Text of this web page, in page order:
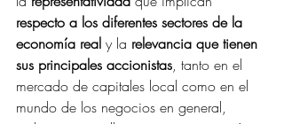
respecto a los diferentes sectores de la
economía real y la relevancia que tienen
sus principales accionistas, tanto en el
mercado de capitales local como en el
mundo de los negocios en general,